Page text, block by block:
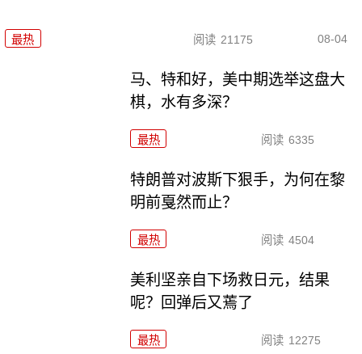
最热 阅读 21175 08-04
马、特和好，美中期选举这盘大
棋，水有多深？
最热 阅读 6335
特朗普对波斯下狠手，为何在黎
明前戛然而止？
最热 阅读 4504
美利坚亲自下场救日元，结果
呢？回弹后又蔫了
最热 阅读 12275